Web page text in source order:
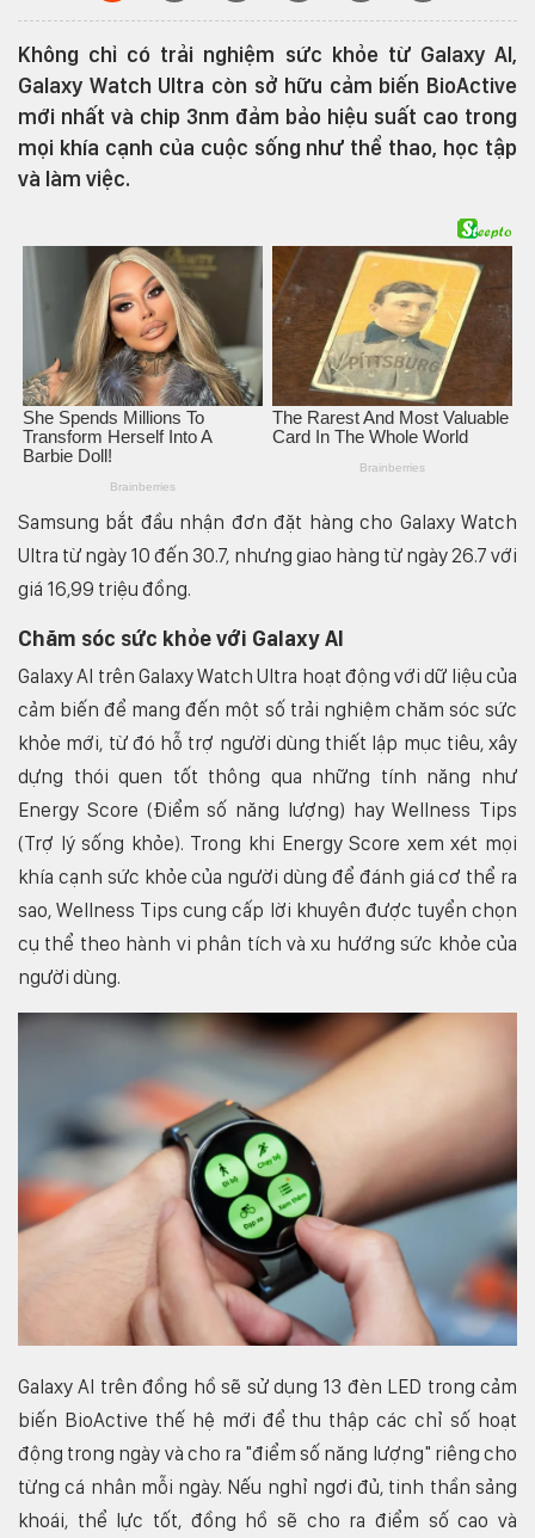
Không chỉ có trải nghiệm sức khỏe từ Galaxy AI,
Galaxy Watch Ultra còn sở hữu cảm biến BioActive
mới nhất và chip 3nm đảm bảo hiệu suất cao trong
mọi khía cạnh của cuộc sống như thể thao, học tập
và làm việc.
Samsung bắt đầu nhận đơn đặt hàng cho Galaxy Watch
Ultra từ ngày 10 đến 30.7, nhưng giao hàng từ ngày 26.7 với
giá 16,99 triệu đồng.
Chăm sóc sức khỏe với Galaxy AI
Galaxy AI trên Galaxy Watch Ultra hoạt động với dữ liệu của
cảm biến để mang đến một số trải nghiệm chăm sóc sức
khỏe mới, từ đó hỗ trợ người dùng thiết lập mục tiêu, xây
dựng thói quen tốt thông qua những tính năng như
Energy Score (Điểm số năng lượng) hay Wellness Tips
(Trợ lý sống khỏe). Trong khi Energy Score xem xét mọi
khía cạnh sức khỏe của người dùng để đánh giá cơ thể ra
sao, Wellness Tips cung cấp lời khuyên được tuyển chọn
cụ thể theo hành vi phân tích và xu hướng sức khỏe của
người dùng.
Galaxy AI trên đồng hồ sẽ sử dụng 13 đèn LED trong cảm
biến BioActive thế hệ mới để thu thập các chỉ số hoạt
động trong ngày và cho ra "điểm số năng lượng" riêng cho
từng cá nhân mỗi ngày. Nếu nghỉ ngơi đủ, tinh thần sảng
khoái, thể lực tốt, đồng hồ sẽ cho ra điểm số cao và